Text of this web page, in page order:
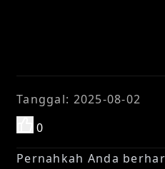
Tanggal: 2025-08-02
0
Pernahkah Anda